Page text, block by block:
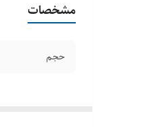
مشخصات
حجم